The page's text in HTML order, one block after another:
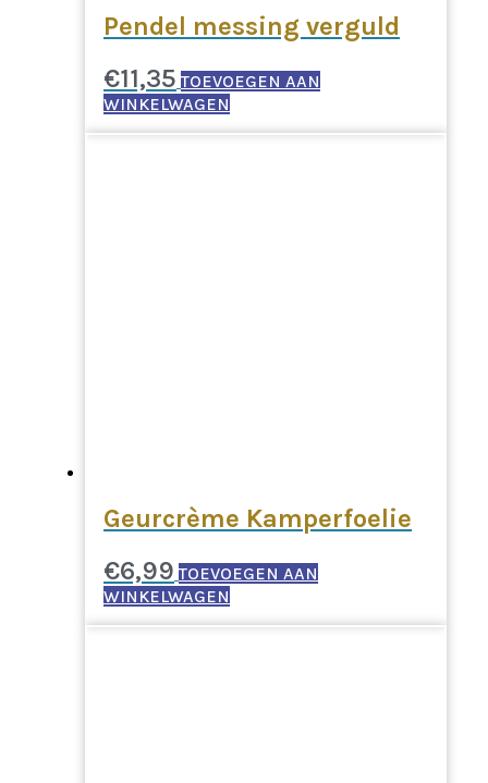
Pendel messing verguld
€11,35 TOEVOEGEN AAN
WINKELWAGEN
Geurcrème Kamperfoelie
€6,99 TOEVOEGEN AAN
WINKELWAGEN